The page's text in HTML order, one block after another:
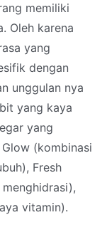
memiliki
Oleh karena
yang
dengan
unggulan nya
yang kaya
yang
(kombinasi
Fresh
vitamin).